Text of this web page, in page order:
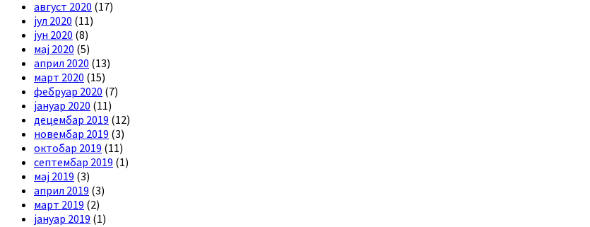
август 2020 (17)
јул 2020 (11)
јун 2020 (8)
мај 2020 (5)
април 2020 (13)
март 2020 (15)
фебруар 2020 (7)
јануар 2020 (11)
децембар 2019 (12)
новембар 2019 (3)
октобар 2019 (11)
септембар 2019 (1)
мај 2019 (3)
април 2019 (3)
март 2019 (2)
јануар 2019 (1)